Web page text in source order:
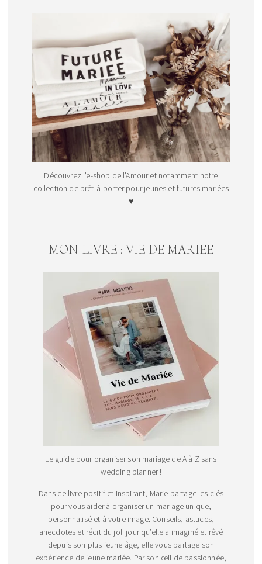
Découvrez l'e-shop de l'Amour et notamment notre
collection de prêt-à-porter pour jeunes et futures mariées
♥
MON LIVRE : VIE DE MARIEE
Le guide pour organiser son mariage de A à Z sans
wedding planner !
Dans ce livre positif et inspirant, Marie partage les clés
pour vous aider à organiser un mariage unique,
personnalisé et à votre image. Conseils, astuces,
anecdotes et récit du joli jour qu’elle a imaginé et rêvé
depuis son plus jeune âge, elle vous partage son
expérience de jeune mariée. Par son œil de passionnée,